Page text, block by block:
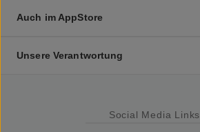
Auch im AppStore
Unsere Verantwortung
Social Media Links